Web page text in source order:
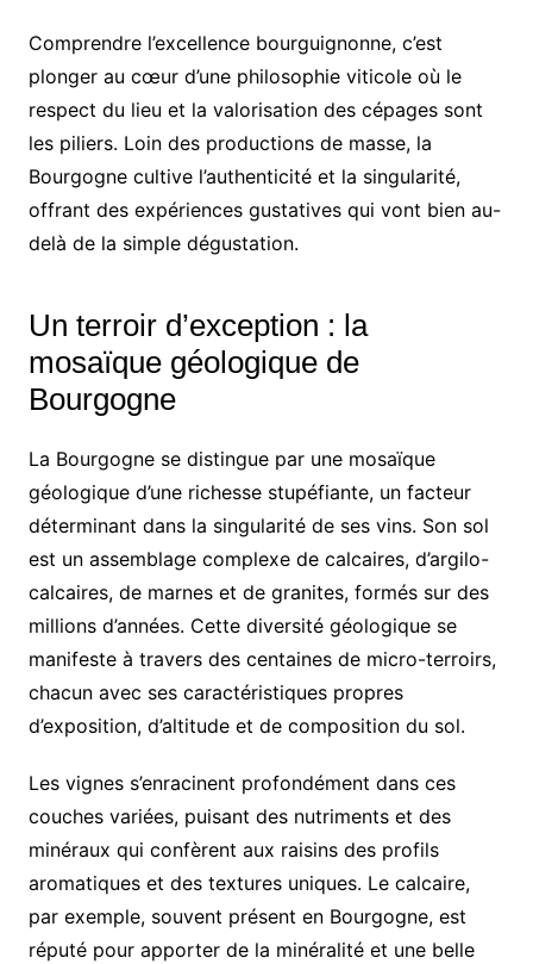
Comprendre l’excellence bourguignonne, c’est
plonger au cœur d’une philosophie viticole où le
respect du lieu et la valorisation des cépages sont
les piliers. Loin des productions de masse, la
Bourgogne cultive l’authenticité et la singularité,
offrant des expériences gustatives qui vont bien au-
delà de la simple dégustation.
Un terroir d’exception : la
mosaïque géologique de
Bourgogne
La Bourgogne se distingue par une mosaïque
géologique d’une richesse stupéfiante, un facteur
déterminant dans la singularité de ses vins. Son sol
est un assemblage complexe de calcaires, d’argilo-
calcaires, de marnes et de granites, formés sur des
millions d’années. Cette diversité géologique se
manifeste à travers des centaines de micro-terroirs,
chacun avec ses caractéristiques propres
d’exposition, d’altitude et de composition du sol.
Les vignes s’enracinent profondément dans ces
couches variées, puisant des nutriments et des
minéraux qui confèrent aux raisins des profils
aromatiques et des textures uniques. Le calcaire,
par exemple, souvent présent en Bourgogne, est
réputé pour apporter de la minéralité et une belle